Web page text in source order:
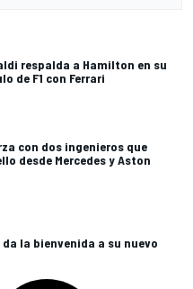
respalda a Hamilton en su
de F1 con Ferrari
con dos ingenieros que
desde Mercedes y Aston
la bienvenida a su nuevo